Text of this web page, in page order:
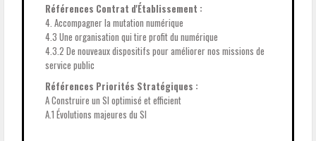
Références Contrat d'Établissement :
4. Accompagner la mutation numérique
4.3 Une organisation qui tire profit du numérique
4.3.2 De nouveaux dispositifs pour améliorer nos missions de
service public
Références Priorités Stratégiques :
A Construire un SI optimisé et efficient
A.1 Évolutions majeures du SI